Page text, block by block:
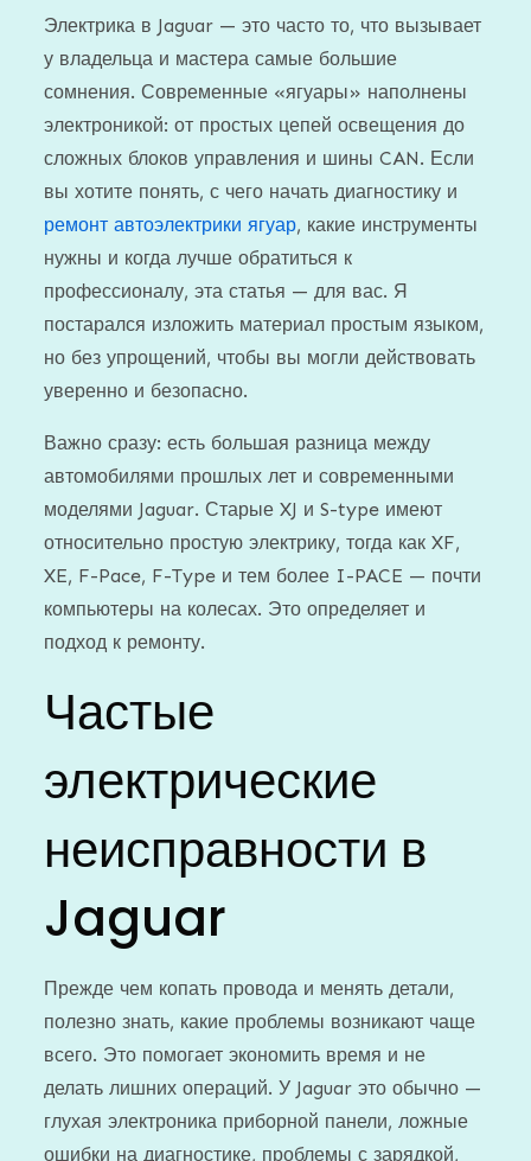
Электрика в Jaguar — это часто то, что вызывает
у владельца и мастера самые большие
сомнения. Современные «ягуары» наполнены
электроникой: от простых цепей освещения до
сложных блоков управления и шины CAN. Если
вы хотите понять, с чего начать диагностику и
ремонт автоэлектрики ягуар, какие инструменты
нужны и когда лучше обратиться к
профессионалу, эта статья — для вас. Я
постарался изложить материал простым языком,
но без упрощений, чтобы вы могли действовать
уверенно и безопасно.
Важно сразу: есть большая разница между
автомобилями прошлых лет и современными
моделями Jaguar. Старые XJ и S-type имеют
относительно простую электрику, тогда как XF,
XE, F-Pace, F-Type и тем более I-PACE — почти
компьютеры на колесах. Это определяет и
подход к ремонту.
Частые
электрические
неисправности в
Jaguar
Прежде чем копать провода и менять детали,
полезно знать, какие проблемы возникают чаще
всего. Это помогает экономить время и не
делать лишних операций. У Jaguar это обычно —
глухая электроника приборной панели, ложные
ошибки на диагностике, проблемы с зарядкой,